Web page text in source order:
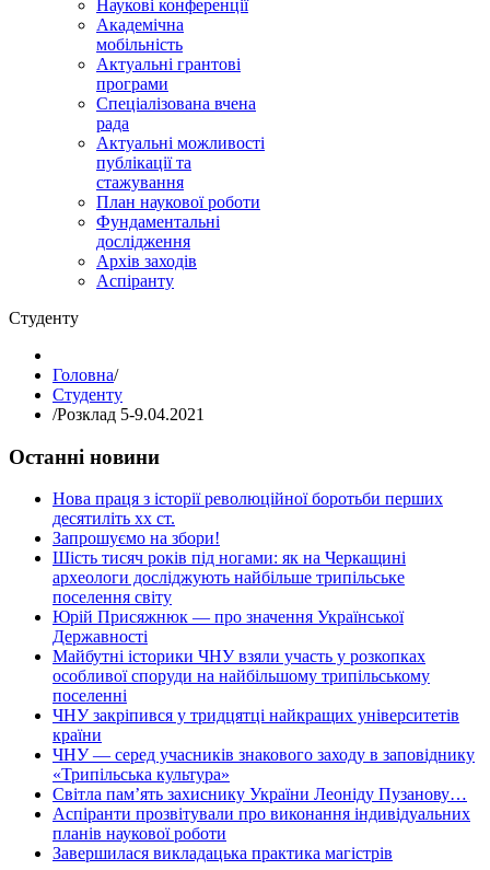
Наукові конференції
Академічна
мобільність
Актуальні грантові
програми
Спеціалізована вчена
рада
Актуальні можливості
публікації та
стажування
План наукової роботи
Фундаментальні
дослідження
Архів заходів
Аспіранту
Студенту
Головна/
Студенту
/Розклад 5-9.04.2021
Останні новини
Нова праця з історії революційної боротьби перших
десятиліть хх ст.
Запрошуємо на збори!
Шість тисяч років під ногами: як на Черкащині
археологи досліджують найбільше трипільське
поселення світу
Юрій Присяжнюк — про значення Української
Державності
Майбутні історики ЧНУ взяли участь у розкопках
особливої споруди на найбільшому трипільському
поселенні
ЧНУ закріпився у тридцятці найкращих університетів
країни
ЧНУ — серед учасників знакового заходу в заповіднику
«Трипільська культура»
Світла пам’ять захиснику України Леоніду Пузанову…
Аспіранти прозвітували про виконання індивідуальних
планів наукової роботи
Завершилася викладацька практика магістрів